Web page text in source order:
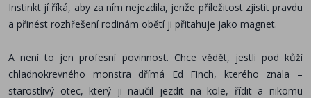
Instinkt jí říká, aby za ním nejezdila, jenže příležitost zjistit pravdu
a přinést rozhřešení rodinám obětí ji přitahuje jako magnet.
A není to jen profesní povinnost. Chce vědět, jestli pod kůží
chladnokrevného monstra dřímá Ed Finch, kterého znala –
starostlivý otec, který ji naučil jezdit na kole, řídit a nikomu